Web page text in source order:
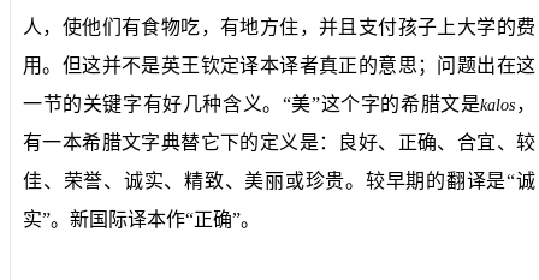
人，使他们有食物吃，有地方住，并且支付孩子上大学的费
用。但这并不是英王钦定译本译者真正的意思；问题出在这
一节的关键字有好几种含义。“美”这个字的希腊文是kalos ，
有一本希腊文字典替它下的定义是：良好、正确、合宜、较
佳、荣誉、诚实、精致、美丽或珍贵。较早期的翻译是“诚
实”。新国际译本作“正确”。